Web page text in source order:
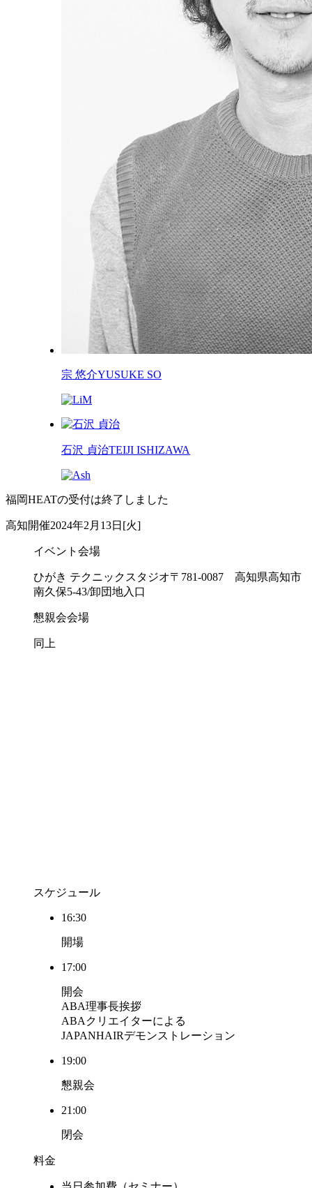
宗 悠介YUSUKE SO
石沢 貞治TEIJI ISHIZAWA
福岡HEATの受付は終了しました
高知開催2024年2月13日[火]
イベント会場
ひがき テクニックスタジオ〒781-0087 高知県高知市
南久保5-43/卸団地入口
懇親会会場
同上
スケジュール
16:30
開場
17:00
開会
ABA理事長挨拶
ABAクリエイターによる
JAPANHAIRデモンストレーション
19:00
懇親会
21:00
閉会
料金